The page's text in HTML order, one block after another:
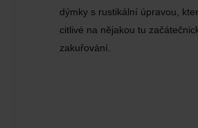
dýmky s rustikální úpravou,
citlivé na nějakou tu
zakuřování.